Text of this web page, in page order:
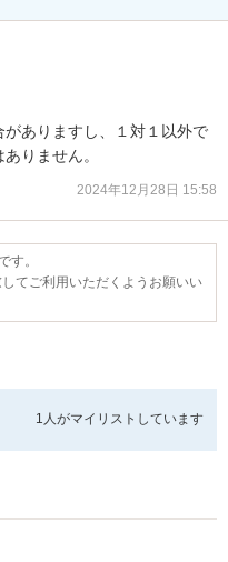
がありますし、１対１以外で
りません。
2024年12月28日 15:58
す。
てご利用いただくようお願いい
1人がマイリストしています